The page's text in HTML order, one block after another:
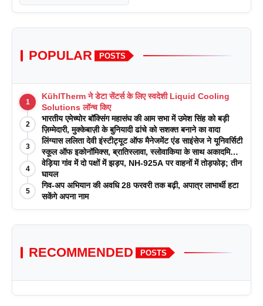
POPULAR POSTS
1
KühlTherm ने डेटा सेंटर्स के लिए स्वदेशी Liquid Cooling
Solutions लॉन्च किए
2
भारतीय एमेच्योर बॉक्सिंग महासंघ की आम सभा में उमेश सिंह को बड़ी
ज़िम्मेदारी, मुक्केबाज़ी के बुनियादी ढांचे को सशक्त बनाने का वादा
3
लिंग्यास ललिता देवी इंस्टीट्यूट ऑफ मैनेजमेंट एंड साइंसेज ने यूनिवर्सिटी
स्कूल ऑफ इकोनॉमिक्स, ब्रातिस्लावा, स्लोवाकिया के साथ अकादमिक
पत्रिकाओं में प्रकाशन रणनीतियों पर एक दिवसीय कार्यशाला का
आयोजन किया
4
वेड़िया गांव में दो पक्षों में झड़प, NH-925A पर वाहनों में तोड़फोड़; तीन
घायल
5
गिव-अप अभियान की अवधि 28 फरवरी तक बढ़ी, अपात्र लाभार्थी हटा
सकेंगे अपना नाम
RECOMMENDED POSTS